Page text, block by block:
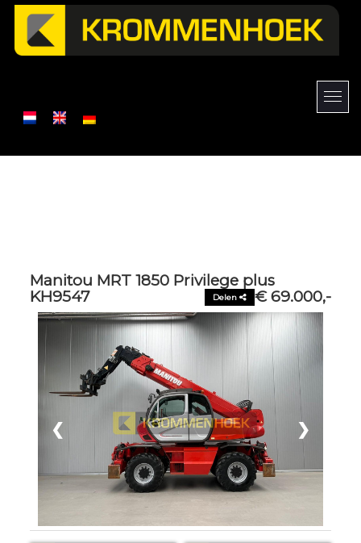
Manitou MRT 1850 Privilege plus
KH9547
€ 69.000,-
Delen
❮ ❯